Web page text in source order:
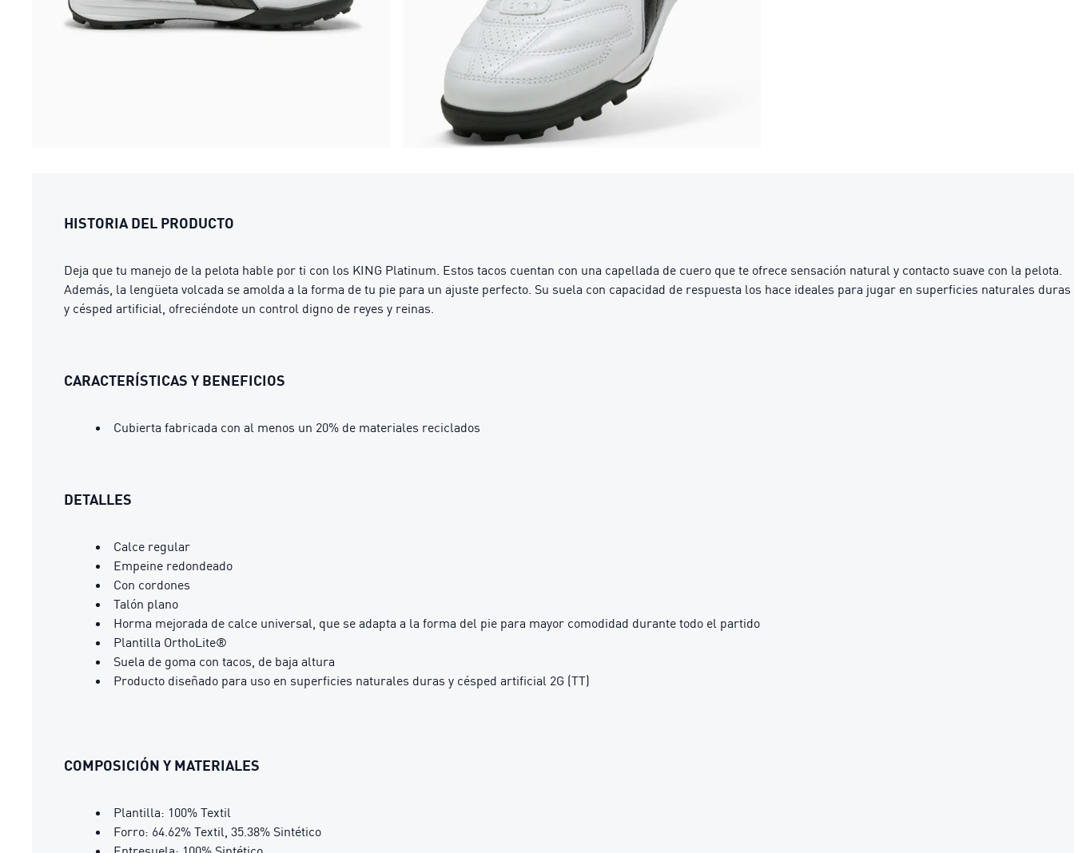
HISTORIA DEL PRODUCTO
Deja que tu manejo de la pelota hable por ti con los KING Platinum. Estos tacos cuentan con una capellada de cuero que te ofrece sensación natural y contacto suave con la pelota.
Además, la lengüeta volcada se amolda a la forma de tu pie para un ajuste perfecto. Su suela con capacidad de respuesta los hace ideales para jugar en superficies naturales duras
y césped artificial, ofreciéndote un control digno de reyes y reinas.
CARACTERÍSTICAS Y BENEFICIOS
Cubierta fabricada con al menos un 20% de materiales reciclados
DETALLES
Calce regular
Empeine redondeado
Con cordones
Talón plano
Horma mejorada de calce universal, que se adapta a la forma del pie para mayor comodidad durante todo el partido
Plantilla OrthoLite®
Suela de goma con tacos, de baja altura
Producto diseñado para uso en superficies naturales duras y césped artificial 2G (TT)
COMPOSICIÓN Y MATERIALES
Plantilla: 100% Textil
Forro: 64.62% Textil, 35.38% Sintético